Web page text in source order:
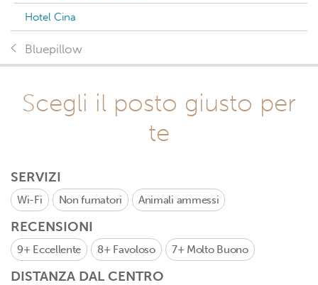
Hotel Cina
Bluepillow
Scegli il posto giusto per
te
SERVIZI
Wi-Fi Non fumatori Animali ammessi
RECENSIONI
9+ Eccellente 8+ Favoloso 7+ Molto Buono
DISTANZA DAL CENTRO